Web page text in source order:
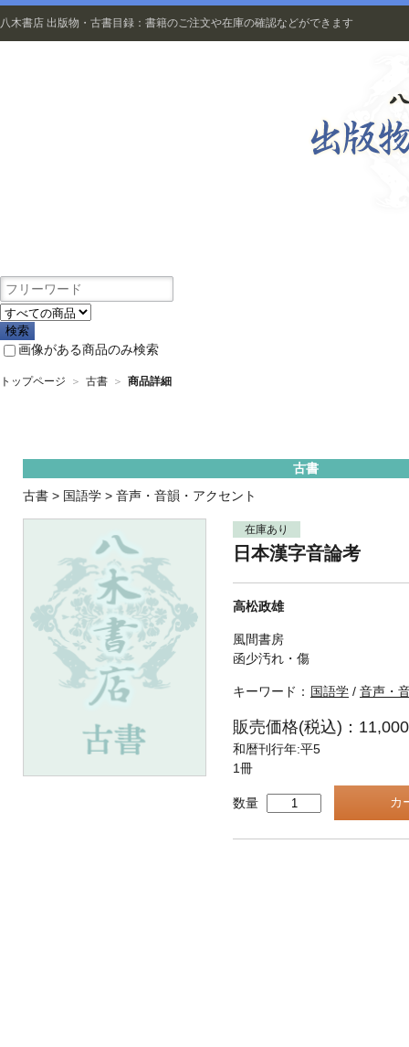
八木書店 出版物・古書目録：書籍のご注文や在庫の確認などができます
画像がある商品のみ検索
トップページ ＞ 古書 ＞ 商品詳細
古書
古書 > 国語学 > 音声・音韻・アクセント
在庫あり
日本漢字音論考
高松政雄
風間書房
函少汚れ・傷
キーワード： 国語学 / 音声・
販売価格(税込)：
和暦刊行年:平5
1冊
数量